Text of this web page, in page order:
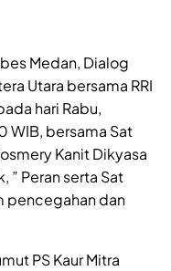
Medan, Dialog
Utara bersama RRI
hari Rabu,
bersama Sat
Kanit Dikyasa
” Peran serta Sat
pencegahan dan
PS Kaur Mitra